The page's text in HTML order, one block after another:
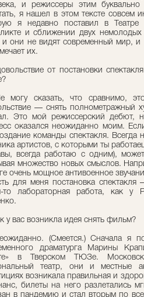
и режиссеры этим
я нашел в этом тексте совсем
я недавно поставил в
и сближении двух
и они не видят современный мир,
их.
от постановки
сказать, что сравнимо,
— снять полнометражный
Это мой режиссерский дебют,
оказался неожиданно моим.
команды спектакля.
артистов, с которыми ты
всегда работаю с одним),
множество новых смыслов.
очень мощное антивоенное
для меня постановка
то лабораторная работа, как у
у вас возникла идея снять фильм?
(Смеется.) Сначала я
драматурга Марины
в Тверском ТЮЗе.
театр, они и местные
возникала правильная и
билеты на него разлетались
в пандемию и стал вторым по